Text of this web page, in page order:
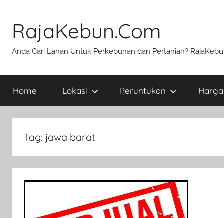
content
RajaKebun.Com
Anda Cari Lahan Untuk Perkebunan dan Pertanian?
Home Lokasi Peruntukan Harga
Tag: jawa barat